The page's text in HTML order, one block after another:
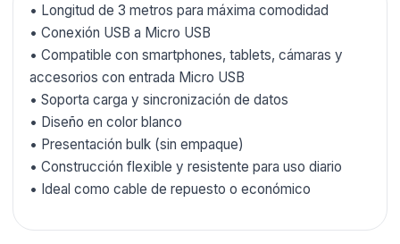
• Longitud de 3 metros para máxima comodidad
• Conexión USB a Micro USB
• Compatible con smartphones, tablets, cámaras y
accesorios con entrada Micro USB
• Soporta carga y sincronización de datos
• Diseño en color blanco
• Presentación bulk (sin empaque)
• Construcción flexible y resistente para uso diario
• Ideal como cable de repuesto o económico